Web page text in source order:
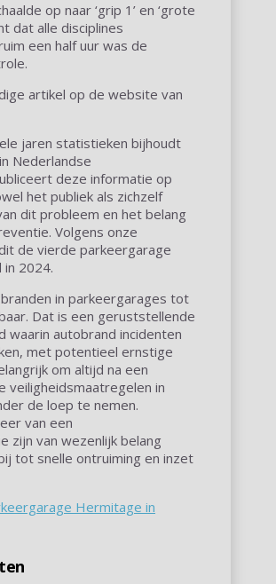
op naar ‘grip 1’ en ‘grote
dat alle disciplines
een half uur was de
artikel op de website van
jaren statistieken bijhoudt
Nederlandse
deze informatie op
het publiek als zichzelf
dit probleem en het belang
Volgens onze
de vierde parkeergarage
in 2024.
in parkeergarages tot
Dat is een geruststellende
waarin autobrand incidenten
met potentieel ernstige
om altijd na een
veiligheidsmaatregelen in
de loep te nemen.
van een
zijn van wezenlijk belang
tot snelle ontruiming en inzet
Hermitage in